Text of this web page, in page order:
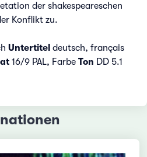
der shakespeareschen
Konflikt zu.
Untertitel deutsch, français
16/9 PAL, Farbe Ton DD 5.1